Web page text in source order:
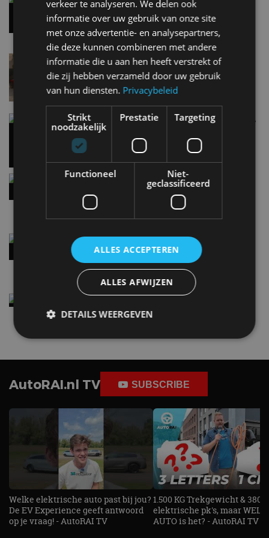
7 aug
Lamborghini Revuelto eert 60 jaar Miura met
6 aug
Carbon fibre op je laadkabel: nergens voor nodig,
en precies daarom geweldig
Hennessey Blackbird krijgt atmosferische V8 en
handbak: soms is eenvoud leuker
Audi A2 e-Tron mikt op verbruik van 12,8 kWh
per 100 kilometer
4 aug
Elektrische Geely E2 (tijdelijk) net zo goedkoop
als een Renault Twingo
AutoRAI.nl TV SUBSCRIBE
Welke elektrische auto past bij jou?
De EV Experience geeft antwoord
op je vraag! - AutoRAI TV
1.500 KG Trekgewicht & 380
elektrische pk's, maar
AUTO is het? - AutoRAI TV
verkeer te analyseren. We delen ook
informatie over uw gebruik van onze site
met onze advertentie- en analysepartners,
die deze kunnen combineren met andere
informatie die u aan hen heeft verstrekt of
die zij hebben verzameld door uw gebruik
van hun diensten. Privacybeleid
Strikt
noodzakelijk
Prestatie Targeting
Functioneel
Niet-
geclassificeerd
ALLES ACCEPTEREN
ALLES AFWIJZEN
DETAILS WEERGEVEN
Strikt noodzakelijk Prestatie
Targeting
Functioneel
Niet-geclassificeerd
kernfunctionaliteiten van de website mogelijk, zoals
gebruikersaanmelding en accountbeheer. De
website kan niet goed worden gebruikt zonder de
strikt noodzakelijke cookies.
Naam
Aanbieder/
Domein
Vervaldatum
cf_clearance
Cloudflare,
Inc.
.autorai.nl
1 jaar
Deze
vertrouwd
te